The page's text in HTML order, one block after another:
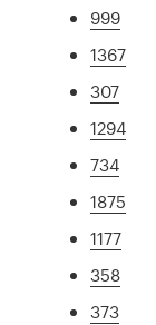
999
1367
307
1294
734
1875
1177
358
373